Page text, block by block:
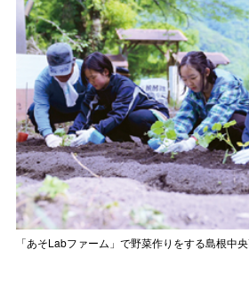
「あそLabファーム」で野菜作りをする島根中